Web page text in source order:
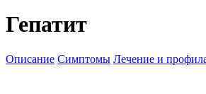
Гепатит
Описание Симптомы Лечение и